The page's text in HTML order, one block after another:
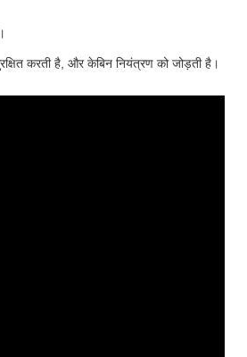
करती है, और केबिन नियंत्रण को जोड़ती है।